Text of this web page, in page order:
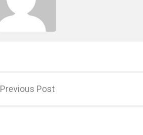
Previous Post